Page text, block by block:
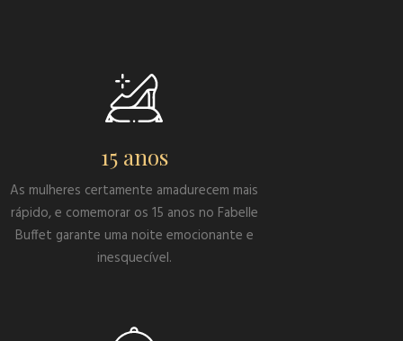
15 anos
As mulheres certamente amadurecem mais
rápido, e comemorar os 15 anos no Fabelle
Buffet garante uma noite emocionante e
inesquecível.